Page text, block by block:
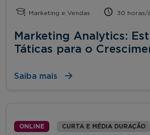
Marketing e Vendas 30 horas/
Marketing Analytics:
Táticas para o
Saiba mais
ONLINE CURTA E MÉDIA DURAÇÃO